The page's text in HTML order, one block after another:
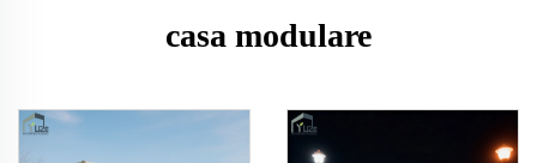
casa modulare